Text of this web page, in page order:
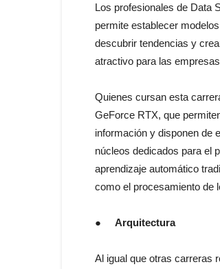
Los profesionales de Data
permite establecer
descubrir tendencias y
atractivo para las
Quienes cursan esta
GeForce RTX, que
información y disponen de
núcleos dedicados para el
aprendizaje automático
como el procesamiento de
● Arquitectura
Al igual que otras carreras